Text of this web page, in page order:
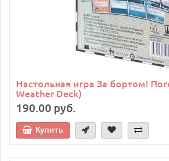
Настольная игра За бортом!
Weather Deck)
190.00 руб.
Купить